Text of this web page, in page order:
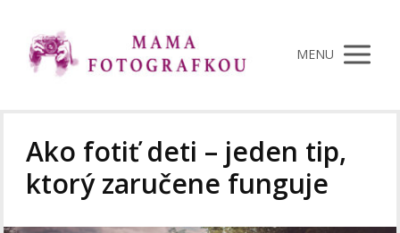
MENU
Ako fotiť deti – jeden tip,
ktorý zaručene funguje